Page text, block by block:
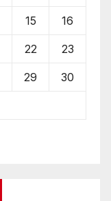
15 16
22 23
29 30